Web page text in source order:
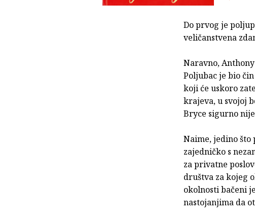
Do prvog je
veličanstvena
Naravno,
Poljubac je bio
koji će uskoro
krajeva, u svojoj
Bryce sigurno
Naime, jedino
zajedničko s
za privatne
društva za kojeg
okolnosti bačeni
nastojanjima da